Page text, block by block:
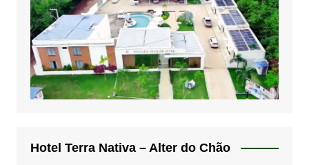
Hotel Terra Nativa – Alter do Chão